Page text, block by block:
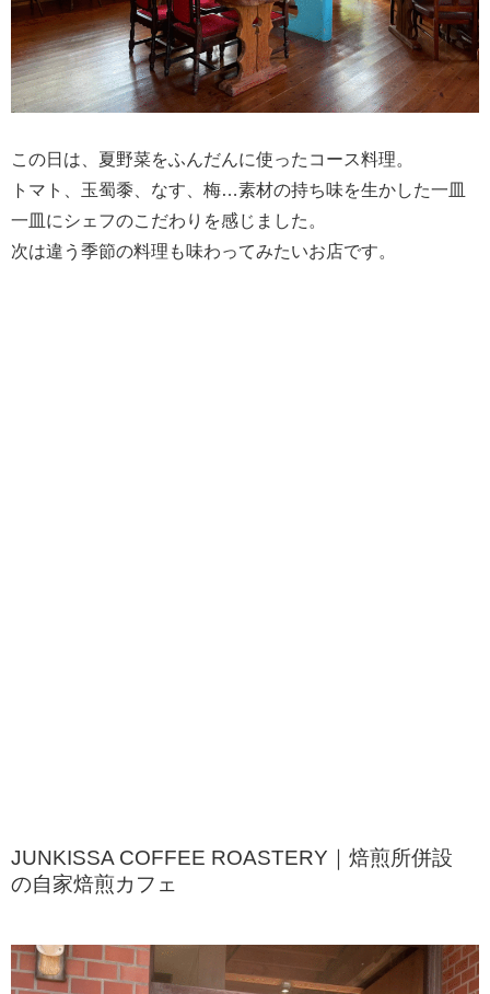
この日は、夏野菜をふんだんに使ったコース料理。
トマト、玉蜀黍、なす、梅…素材の持ち味を生かした一皿
一皿にシェフのこだわりを感じました。
次は違う季節の料理も味わってみたいお店です。
JUNKISSA COFFEE ROASTERY｜焙煎所併設
の自家焙煎カフェ